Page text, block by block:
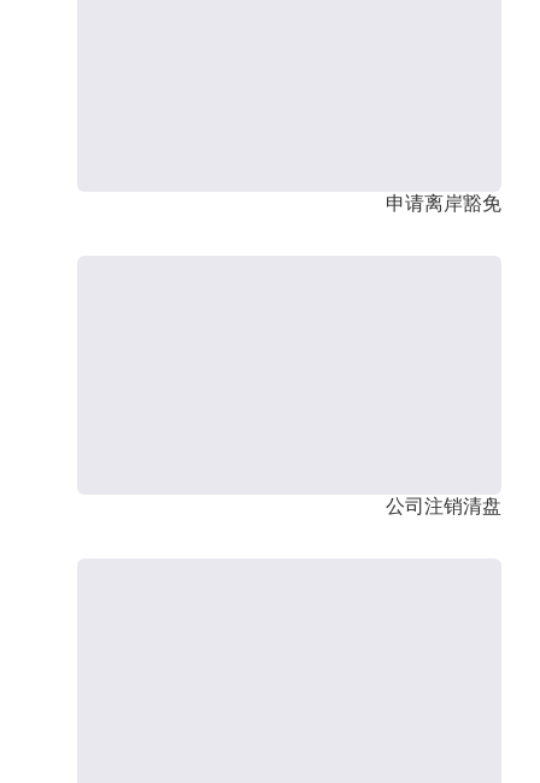
申请离岸豁免
公司注销清盘